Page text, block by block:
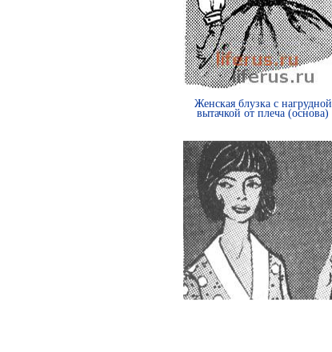
Женская блузка с нагрудной
вытачкой от плеча (основа)